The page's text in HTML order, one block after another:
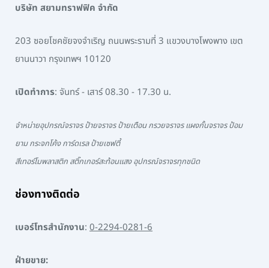
บริษัท สยามทราฟฟิค จำกัด
203 ซอยโชคชัยจงจำเริญ ถนนพระรามที่ 3 แขวงบางโพงพาง เขต
ยานนาวา กรุงเทพฯ 10120
เปิดทำการ: จันทร์ - เสาร์ 08.30 - 17.30 น.
จำหน่ายอุปกรณ์จราจร ป้ายจราจร ป้ายเตือน กรวยจราจร แผงกั้นจราจร ป้อม
ยาม กระจกโค้ง การ์ดเรล ป้ายเซฟตี้
สีเทอร์โมพลาสติก สติ๊กเกอร์สะท้อนแสง อุปกรณ์จราจรทุกชนิด
ช่องทางติดต่อ
เบอร์โทรสำนักงาน: 0-2294-0281-6
ฝ่ายขาย: